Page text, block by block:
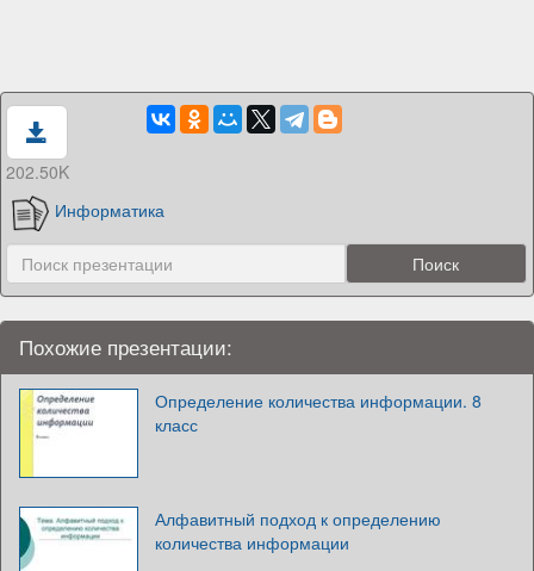
202.50K
Информатика
Похожие презентации:
Определение количества информации. 8
класс
Алфавитный подход к определению
количества информации